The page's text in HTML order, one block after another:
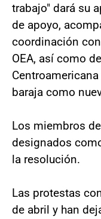
trabajo" dará su
de apoyo,
coordinación
OEA, así como
baraja como
Los miembros
designados
la resolución.
Las protestas
de abril y han